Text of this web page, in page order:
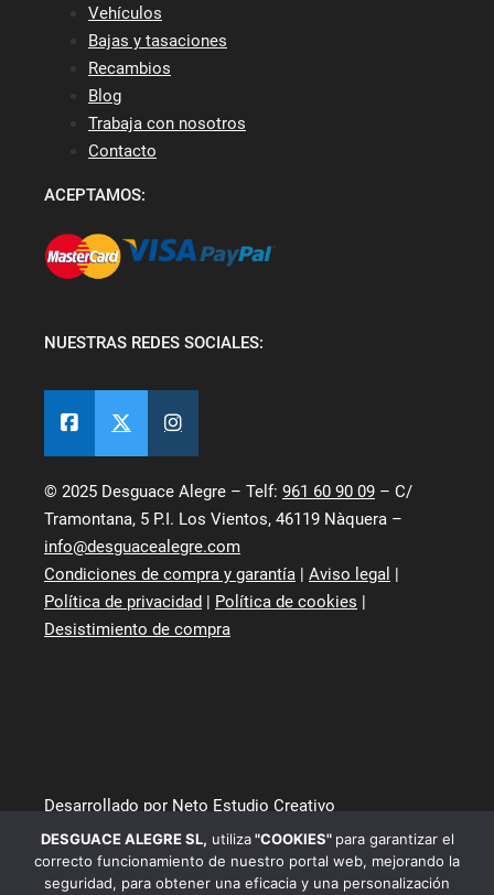
Vehículos
Bajas y tasaciones
Recambios
Blog
Trabaja con nosotros
Contacto
ACEPTAMOS:
NUESTRAS REDES SOCIALES:
© 2025 Desguace Alegre – Telf: 961 60 90 09 – C/
Tramontana, 5 P.I. Los Vientos, 46119 Nàquera –
info@desguacealegre.com
Condiciones de compra y garantía | Aviso legal |
Política de privacidad | Política de cookies |
Desistimiento de compra
Desarrollado por Neto Estudio Creativo
DESGUACE ALEGRE SL, utiliza"COOKIES" para garantizar el
correcto funcionamiento de nuestro portal web, mejorando la
seguridad, para obtener una eficacia y una personalización